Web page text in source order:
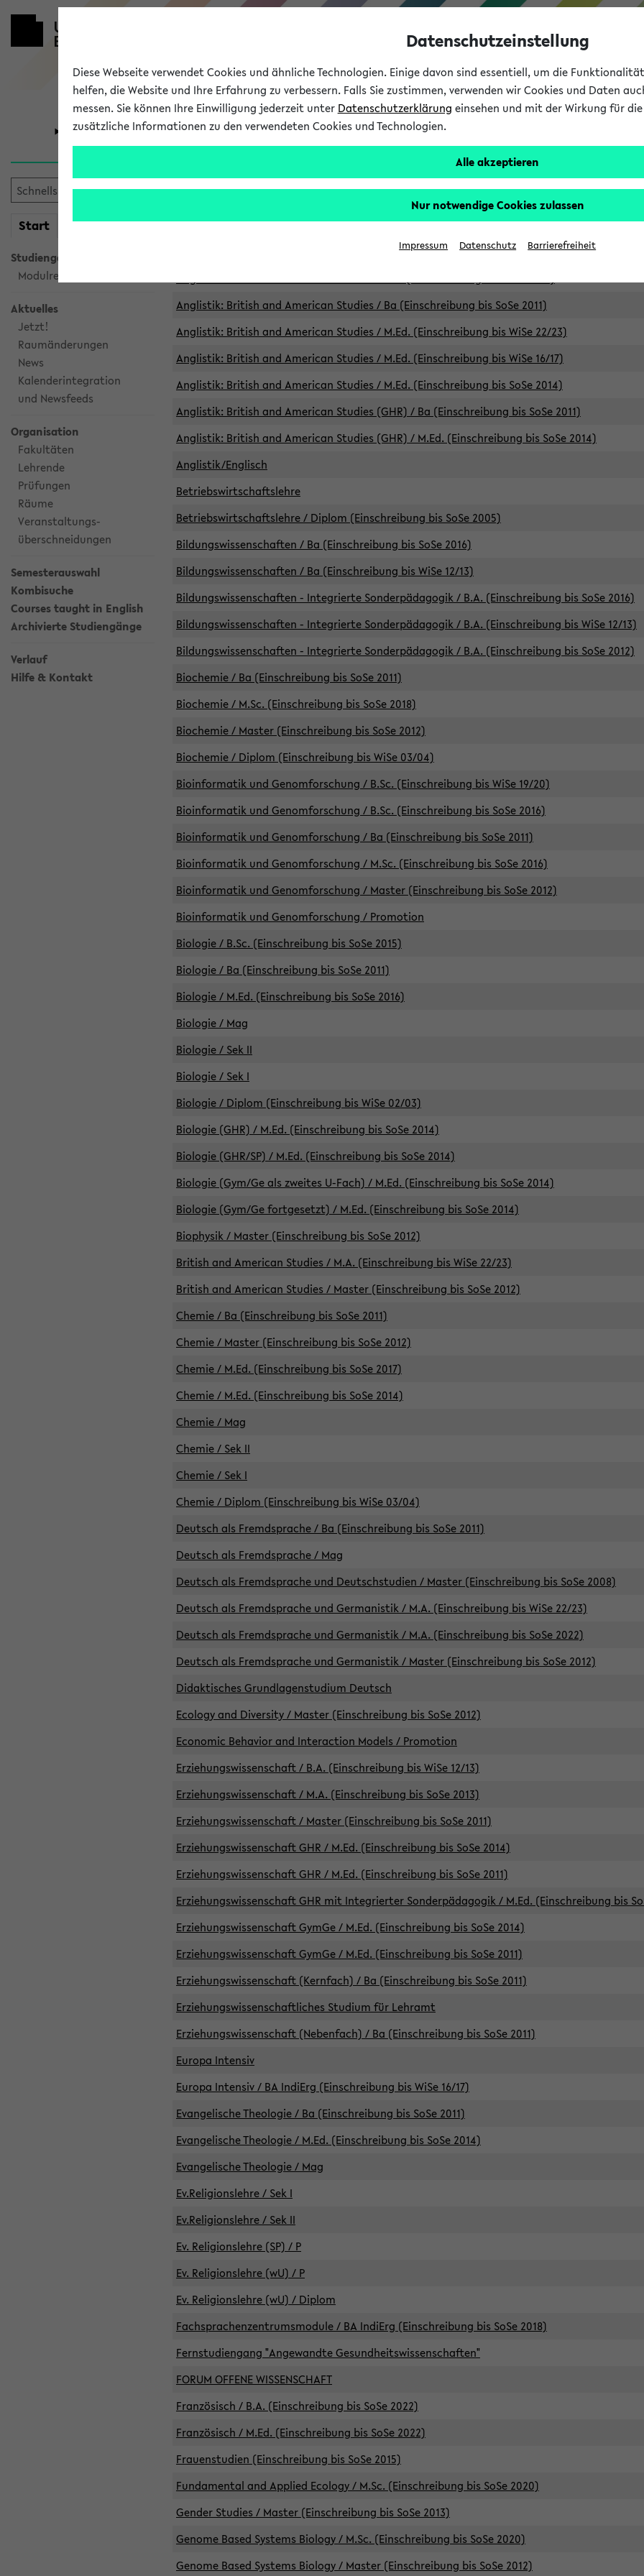
Universität Forschung Studium
Start meineKVV
Studiengangsauswahl
Modulrecherche
Aktuelles
Jetzt!
Raumänderungen
News
Kalenderintegration
und Newsfeeds
Organisation
Fakultäten
Lehrende
Prüfungen
Räume
Veranstaltungs-
überschneidungen
Semesterauswahl
Kombisuche
Courses taught in English
Archivierte Studiengänge
Verlauf
Hilfe & Kontakt
Archivierte Studiengänge
Anglistik: British and American Studies / B.A. (Einschreibung bis WiSe 16/17)
Anglistik: British and American Studies / B.A. (Einschreibung bis SoSe 2015)
Anglistik: British and American Studies / Ba (Einschreibung bis SoSe 2011)
Anglistik: British and American Studies / M.Ed. (Einschreibung bis WiSe 22/23)
Anglistik: British and American Studies / M.Ed. (Einschreibung bis WiSe 16/17)
Anglistik: British and American Studies / M.Ed. (Einschreibung bis SoSe 2014)
Anglistik: British and American Studies (GHR) / Ba (Einschreibung bis SoSe 2011)
Anglistik: British and American Studies (GHR) / M.Ed. (Einschreibung bis SoSe 2014)
Anglistik/Englisch
Betriebswirtschaftslehre
Betriebswirtschaftslehre / Diplom (Einschreibung bis SoSe 2005)
Bildungswissenschaften / Ba (Einschreibung bis SoSe 2016)
Bildungswissenschaften / Ba (Einschreibung bis WiSe 12/13)
Bildungswissenschaften - Integrierte Sonderpädagogik / B.A. (Einschreibung bis SoSe 2016)
Bildungswissenschaften - Integrierte Sonderpädagogik / B.A. (Einschreibung bis WiSe 12/13)
Bildungswissenschaften - Integrierte Sonderpädagogik / B.A. (Einschreibung bis SoSe 2012)
Biochemie / Ba (Einschreibung bis SoSe 2011)
Biochemie / M.Sc. (Einschreibung bis SoSe 2018)
Biochemie / Master (Einschreibung bis SoSe 2012)
Biochemie / Diplom (Einschreibung bis WiSe 03/04)
Bioinformatik und Genomforschung / B.Sc. (Einschreibung bis WiSe 19/20)
Bioinformatik und Genomforschung / B.Sc. (Einschreibung bis SoSe 2016)
Bioinformatik und Genomforschung / Ba (Einschreibung bis SoSe 2011)
Bioinformatik und Genomforschung / M.Sc. (Einschreibung bis SoSe 2016)
Bioinformatik und Genomforschung / Master (Einschreibung bis SoSe 2012)
Bioinformatik und Genomforschung / Promotion
Biologie / B.Sc. (Einschreibung bis SoSe 2015)
Biologie / Ba (Einschreibung bis SoSe 2011)
Biologie / M.Ed. (Einschreibung bis SoSe 2016)
Biologie / Mag
Biologie / Sek II
Biologie / Sek I
Biologie / Diplom (Einschreibung bis WiSe 02/03)
Biologie (GHR) / M.Ed. (Einschreibung bis SoSe 2014)
Biologie (GHR/SP) / M.Ed. (Einschreibung bis SoSe 2014)
Biologie (Gym/Ge als zweites U-Fach) / M.Ed. (Einschreibung bis SoSe 2014)
Biologie (Gym/Ge fortgesetzt) / M.Ed. (Einschreibung bis SoSe 2014)
Biophysik / Master (Einschreibung bis SoSe 2012)
British and American Studies / M.A. (Einschreibung bis WiSe 22/23)
British and American Studies / Master (Einschreibung bis SoSe 2012)
Chemie / Ba (Einschreibung bis SoSe 2011)
Chemie / Master (Einschreibung bis SoSe 2012)
Chemie / M.Ed. (Einschreibung bis SoSe 2017)
Chemie / M.Ed. (Einschreibung bis SoSe 2014)
Chemie / Mag
Chemie / Sek II
Chemie / Sek I
Chemie / Diplom (Einschreibung bis WiSe 03/04)
Deutsch als Fremdsprache / Ba (Einschreibung bis SoSe 2011)
Deutsch als Fremdsprache / Mag
Deutsch als Fremdsprache und Deutschstudien / Master (Einschreibung bis SoSe 2008)
Deutsch als Fremdsprache und Germanistik / M.A. (Einschreibung bis WiSe 22/23)
Deutsch als Fremdsprache und Germanistik / M.A. (Einschreibung bis SoSe 2022)
Deutsch als Fremdsprache und Germanistik / Master (Einschreibung bis SoSe 2012)
Didaktisches Grundlagenstudium Deutsch
Ecology and Diversity / Master (Einschreibung bis SoSe 2012)
Economic Behavior and Interaction Models / Promotion
Erziehungswissenschaft / B.A. (Einschreibung bis WiSe 12/13)
Erziehungswissenschaft / M.A. (Einschreibung bis SoSe 2013)
Erziehungswissenschaft / Master (Einschreibung bis SoSe 2011)
Erziehungswissenschaft GHR / M.Ed. (Einschreibung bis SoSe 2014)
Erziehungswissenschaft GHR / M.Ed. (Einschreibung bis SoSe 2011)
Erziehungswissenschaft GHR mit Integrierter Sonderpädagogik / M.Ed. (Einschreibung bis
Erziehungswissenschaft GymGe / M.Ed. (Einschreibung bis SoSe 2014)
Erziehungswissenschaft GymGe / M.Ed. (Einschreibung bis SoSe 2011)
Erziehungswissenschaft (Kernfach) / Ba (Einschreibung bis SoSe 2011)
Erziehungswissenschaftliches Studium für Lehramt
Erziehungswissenschaft (Nebenfach) / Ba (Einschreibung bis SoSe 2011)
Europa Intensiv
Europa Intensiv / BA IndiErg (Einschreibung bis WiSe 16/17)
Evangelische Theologie / Ba (Einschreibung bis SoSe 2011)
Evangelische Theologie / M.Ed. (Einschreibung bis SoSe 2014)
Evangelische Theologie / Mag
Ev.Religionslehre / Sek I
Ev.Religionslehre / Sek II
Ev. Religionslehre (SP) / P
Ev. Religionslehre (wU) / P
Ev. Religionslehre (wU) / Diplom
Fachsprachenzentrumsmodule / BA IndiErg (Einschreibung bis SoSe 2018)
Fernstudiengang "Angewandte Gesundheitswissenschaften"
FORUM OFFENE WISSENSCHAFT
Französisch / B.A. (Einschreibung bis SoSe 2022)
Französisch / M.Ed. (Einschreibung bis SoSe 2022)
Frauenstudien (Einschreibung bis SoSe 2015)
Fundamental and Applied Ecology / M.Sc. (Einschreibung bis SoSe 2020)
Gender Studies / Master (Einschreibung bis SoSe 2013)
Genome Based Systems Biology / M.Sc. (Einschreibung bis SoSe 2020)
Genome Based Systems Biology / Master (Einschreibung bis SoSe 2012)
Datenschutzeinstellung
Diese Webseite verwendet Cookies und ähnliche Technologien. Einige davon sind essentiell, um die
helfen, die Website und Ihre Erfahrung zu verbessern. Falls Sie zustimmen, verwenden wir Cookies und Daten
messen. Sie können Ihre Einwilligung jederzeit unter Datenschutzerklärung einsehen und mit der Wirkung für
zusätzliche Informationen zu den verwendeten Cookies und Technologien.
Alle akzeptieren
Nur notwendige Cookies zulassen
Impressum Datenschutz Barrierefreiheit